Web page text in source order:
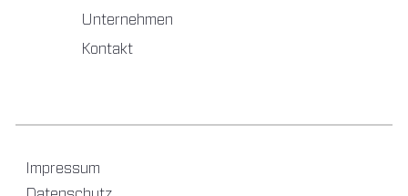
Unternehmen
Kontakt
Impressum